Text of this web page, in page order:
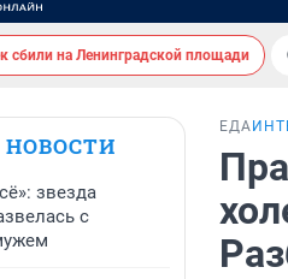
сбили на Ленинградской площади
НОВОСТИ
звезда
с
ЕДА